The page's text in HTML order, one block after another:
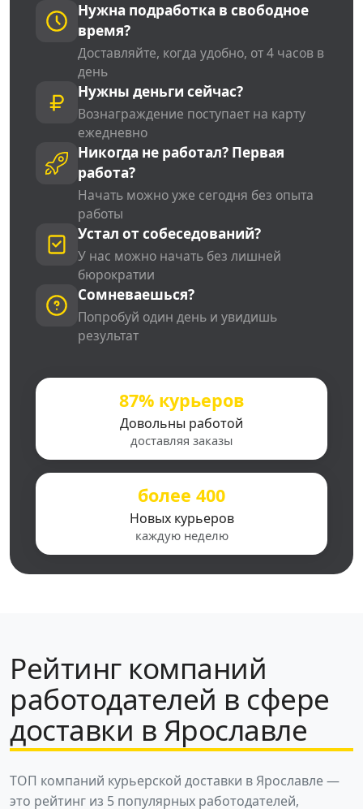
Нужна подработка в свободное
время?
Доставляйте, когда удобно, от 4 часов в
день
Нужны деньги сейчас?
Вознаграждение поступает на карту
ежедневно
Никогда не работал? Первая
работа?
Начать можно уже сегодня без опыта
работы
Устал от собеседований?
У нас можно начать без лишней
бюрократии
Сомневаешься?
Попробуй один день и увидишь
результат
87% курьеров
Довольны работой
доставляя заказы
более 400
Новых курьеров
каждую неделю
Рейтинг компаний
работодателей в сфере
доставки в Ярославле
ТОП компаний курьерской доставки в Ярославле —
это рейтинг из 5 популярных работодателей,